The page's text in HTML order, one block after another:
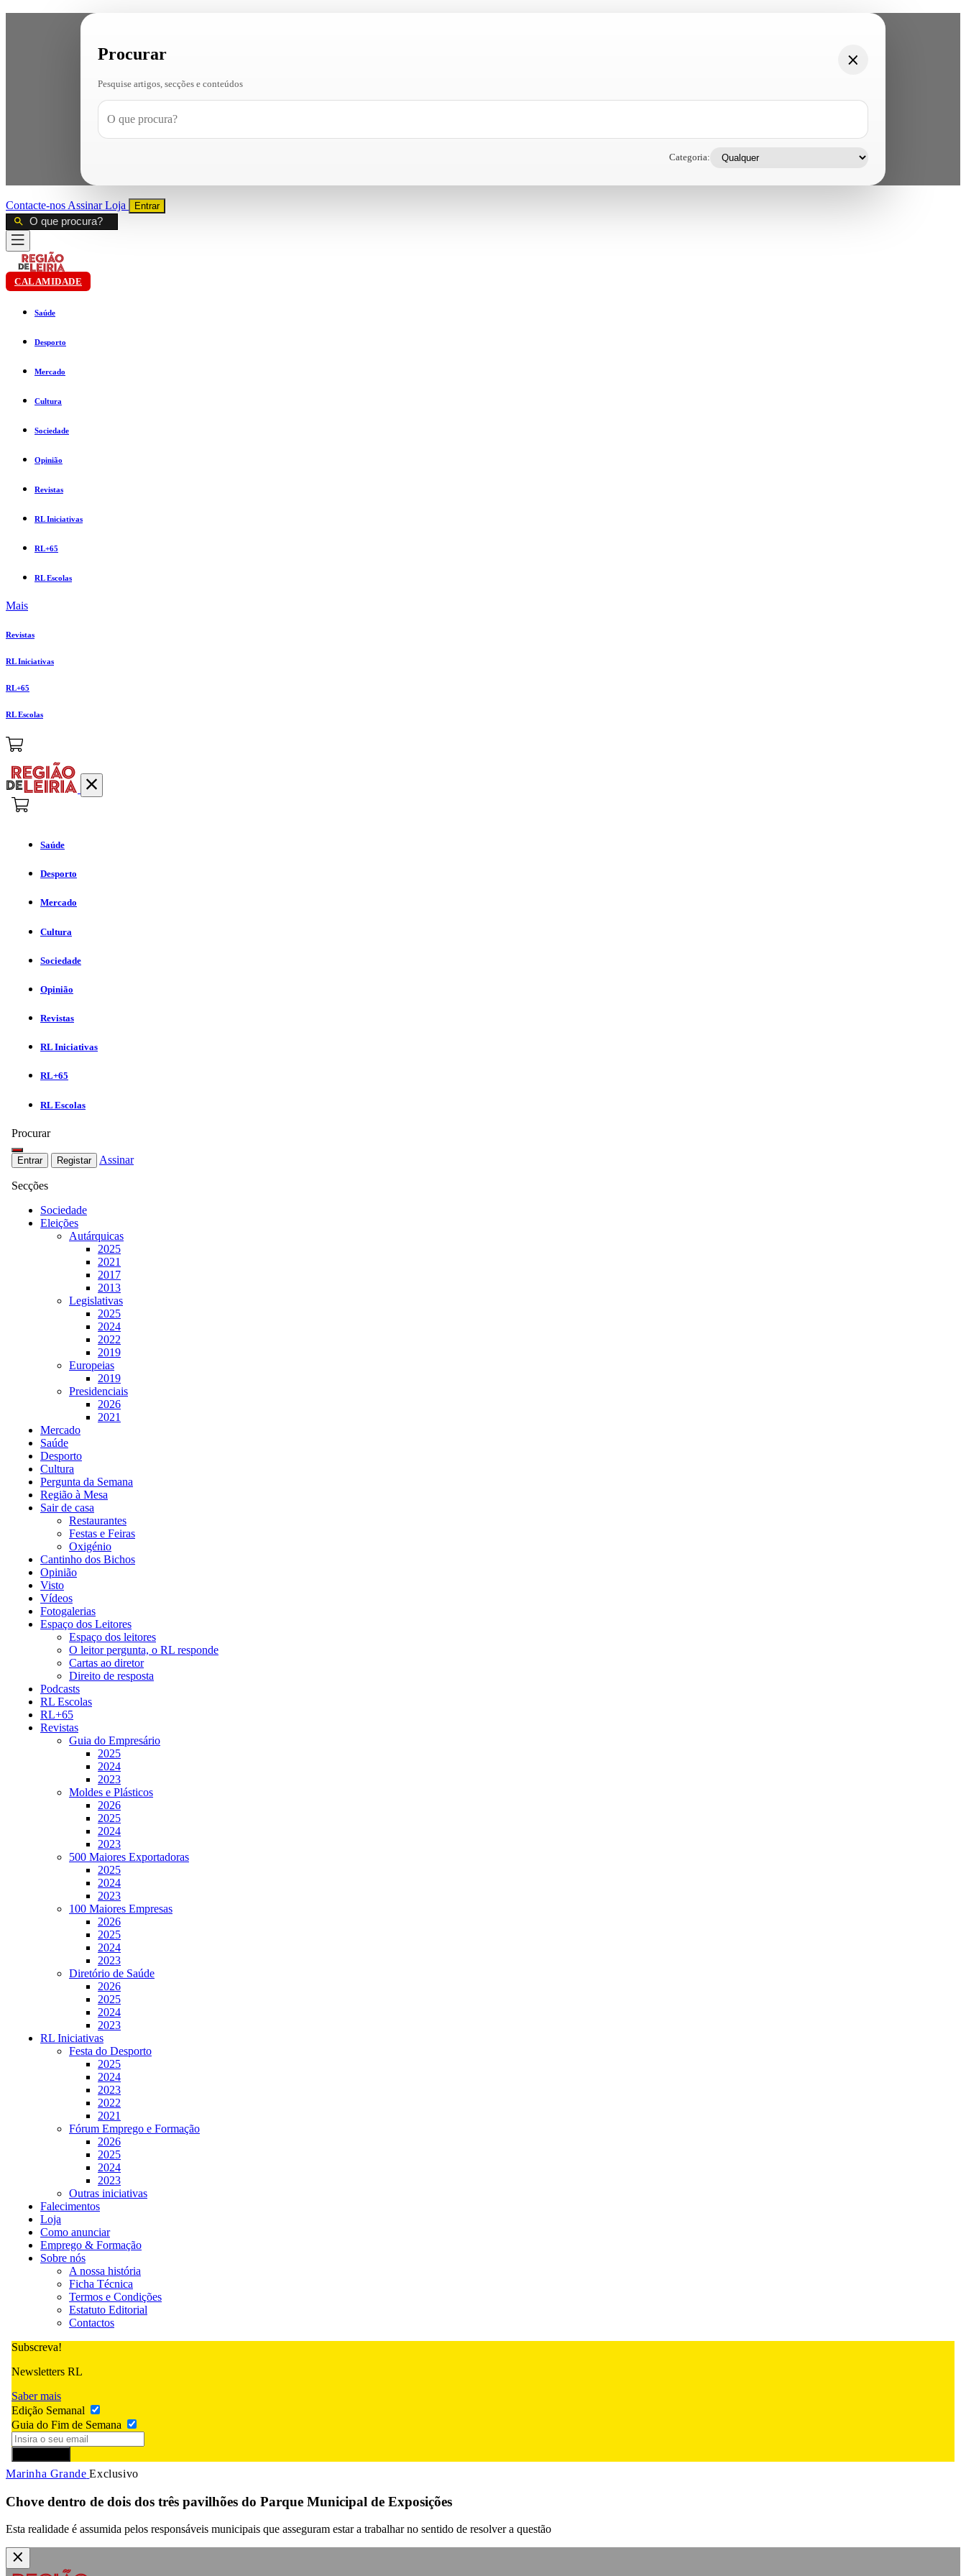
Procurar
Pesquise artigos, secções e conteúdos
Categoria:
Contacte-nos AssinarLoja Entrar
CALAMIDADE
Saúde
Desporto
Mercado
Cultura
Sociedade
Opinião
Revistas
RL Iniciativas
RL+65
RL Escolas
Mais
Revistas
RL Iniciativas
RL+65
RL Escolas
Saúde
Desporto
Mercado
Cultura
Sociedade
Opinião
Revistas
RL Iniciativas
RL+65
RL Escolas
Procurar
Entrar Registar Assinar
Secções
Sociedade
Eleições
Autárquicas
2025
2021
2017
2013
Legislativas
2025
2024
2022
2019
Europeias
2019
Presidenciais
2026
2021
Mercado
Saúde
Desporto
Cultura
Pergunta da Semana
Região à Mesa
Sair de casa
Restaurantes
Festas e Feiras
Oxigénio
Cantinho dos Bichos
Opinião
Visto
Vídeos
Fotogalerias
Espaço dos Leitores
Espaço dos leitores
O leitor pergunta, o RL responde
Cartas ao diretor
Direito de resposta
Podcasts
RL Escolas
RL+65
Revistas
Guia do Empresário
2025
2024
2023
Moldes e Plásticos
2026
2025
2024
2023
500 Maiores Exportadoras
2025
2024
2023
100 Maiores Empresas
2026
2025
2024
2023
Diretório de Saúde
2026
2025
2024
2023
RL Iniciativas
Festa do Desporto
2025
2024
2023
2022
2021
Fórum Emprego e Formação
2026
2025
2024
2023
Outras iniciativas
Falecimentos
Loja
Como anunciar
Emprego & Formação
Sobre nós
A nossa história
Ficha Técnica
Termos e Condições
Estatuto Editorial
Contactos
Subscreva!
Newsletters RL
Saber mais
Edição Semanal
Guia do Fim de Semana
Marinha Grande Exclusivo
Chove dentro de dois dos três pavilhões do Parque Municipal de Exposições
Esta realidade é assumida pelos responsáveis municipais que asseguram estar a trabalhar no sentido de resolver a questão